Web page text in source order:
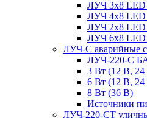
ЛУЧ 3х8 LED
ЛУЧ 4х8
ЛУЧ 2х8
ЛУЧ 6х8
ЛУЧ-С аварийные
ЛУЧ-220-С
3 Вт (12 В,
6 Вт (12 В,
8 Вт (36 В)
Источники
ЛУЧ-220-СТ